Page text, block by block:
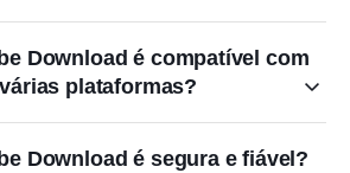
Download é compatível com
plataformas?
Download é segura e fiável?